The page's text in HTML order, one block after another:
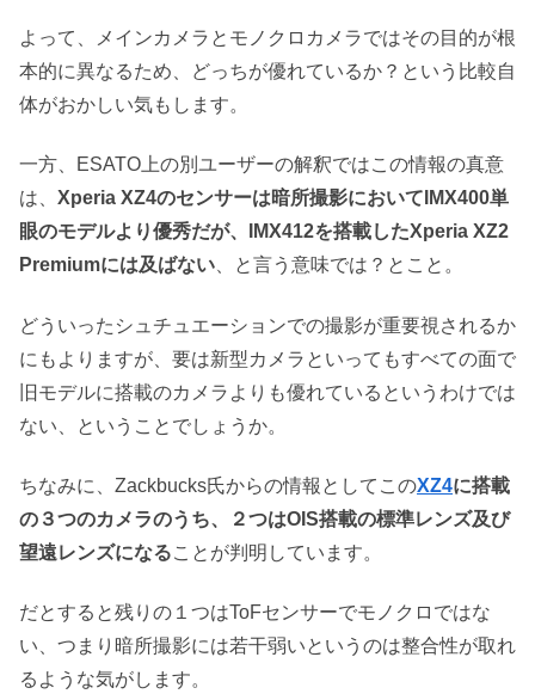
よって、メインカメラとモノクロカメラではその目的が根
本的に異なるため、どっちが優れているか？という比較自
体がおかしい気もします。
一方、ESATO上の別ユーザーの解釈ではこの情報の真意
は、 Xperia XZ4のセンサーは暗所撮影においてIMX400単
眼のモデルより優秀だが、IMX412を搭載したXperia XZ2
Premiumには及ばない 、と言う意味では？とこと。
どういったシュチュエーションでの撮影が重要視されるか
にもよりますが、要は新型カメラといってもすべての面で
旧モデルに搭載のカメラよりも優れているというわけでは
ない、ということでしょうか。
ちなみに、Zackbucks氏からの情報としてこのXZ4に搭載
の３つのカメラのうち、２つはOIS搭載の標準レンズ及び
望遠レンズになることが判明しています。
だとすると残りの１つはToFセンサーでモノクロではな
い、つまり暗所撮影には若干弱いというのは整合性が取れ
るような気がします。